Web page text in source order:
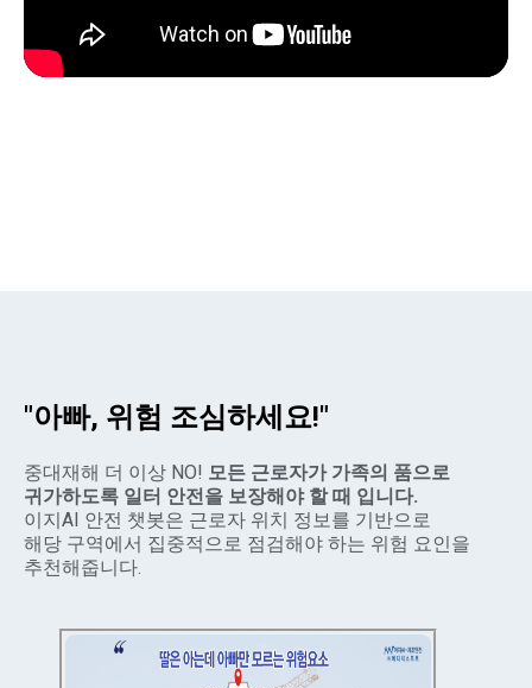
"아빠, 위험 조심하세요!"
중대재해 더 이상 NO! 모든 근로자가 가족의 품으로
귀가하도록 일터 안전을 보장해야 할 때 입니다.
이지AI 안전 챗봇은 근로자 위치 정보를 기반으로
해당 구역에서 집중적으로 점검해야 하는 위험 요인을
추천해줍니다.